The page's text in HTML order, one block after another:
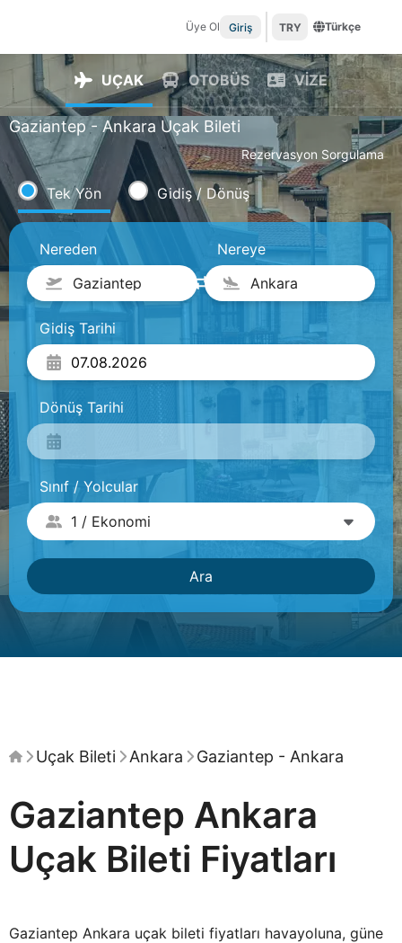
Üye Ol Giriş TRY Türkçe
UÇAK OTOBÜS VİZE
Gaziantep - Ankara Uçak Bileti
Tek Yön Gidiş / Dönüş
Rezervasyon Sorgulama
Nereden
Gaziantep
Nereye
Ankara
Gidiş Tarihi
Dönüş Tarihi
Sınıf / Yolcular
Ara
Uçak Bileti Ankara Gaziantep - Ankara
Gaziantep Ankara
Uçak Bileti Fiyatları
Gaziantep Ankara uçak bileti fiyatları havayoluna, güne